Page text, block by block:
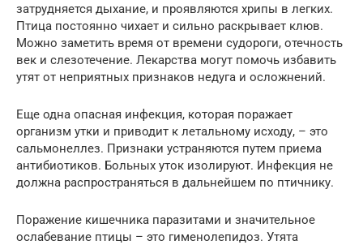
затрудняется дыхание, и проявляются хрипы в легких.
Птица постоянно чихает и сильно раскрывает клюв.
Можно заметить время от времени судороги, отечность
век и слезотечение. Лекарства могут помочь избавить
утят от неприятных признаков недуга и осложнений.
Еще одна опасная инфекция, которая поражает
организм утки и приводит к летальному исходу, – это
сальмонеллез. Признаки устраняются путем приема
антибиотиков. Больных уток изолируют. Инфекция не
должна распространяться в дальнейшем по птичнику.
Поражение кишечника паразитами и значительное
ослабевание птицы – это гименолепидоз. Утята